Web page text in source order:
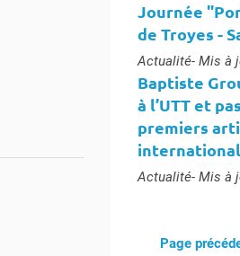
Journée
de Troyes -
Type :
Actualité- Mis à
Baptiste
à l’UTT et
premiers
Type :
Actualité- Mis à
Page